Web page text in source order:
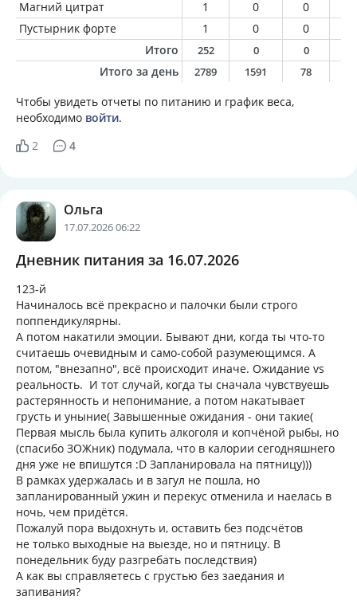
Магний цитрат
1 0 0
Пустырник форте
1 0 0
Итого
252 0 0
Итого за день 2789 1591 78
Чтобы увидеть отчеты по питанию и график веса,
необходимо войти.
2
4
Ольга
17.07.2026 06:22
Дневник питания за 16.07.2026
123-й
Начиналось всё прекрасно и палочки были строго
поппендикулярны.
А потом накатили эмоции. Бывают дни, когда ты что-то
считаешь очевидным и само-собой разумеющимся. А
потом, "внезапно", всё происходит иначе. Ожидание vs
реальность. И тот случай, когда ты сначала чувствуешь
растерянность и непонимание, а потом накатывает
грусть и уныние( Завышенные ожидания - они такие(
Первая мысль была купить алкоголя и копчёной рыбы, но
(спасибо ЗОЖник) подумала, что в калории сегодняшнего
дня уже не впишутся :D Запланировала на пятницу)))
В рамках удержалась и в загул не пошла, но
запланированный ужин и перекус отменила и наелась в
ночь, чем придётся.
Пожалуй пора выдохнуть и, оставить без подсчётов
не только выходные на выезде, но и пятницу. В
понедельник буду разгребать последствия)
А как вы справляетесь с грустью без заедания и
запивания?